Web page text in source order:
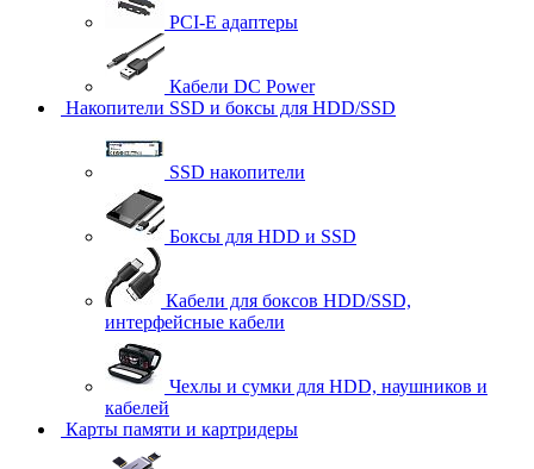
PCI-E адаптеры
Кабели DC Power
Накопители SSD и боксы для HDD/SSD
SSD накопители
Боксы для HDD и SSD
Кабели для боксов HDD/SSD,
интерфейсные кабели
Чехлы и сумки для HDD, наушников и
кабелей
Карты памяти и картридеры